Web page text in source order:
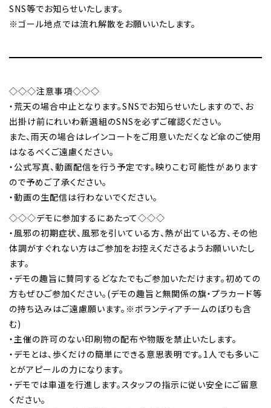
SNS等でお知らせいたします。
※ゴール地点では流れ解散をお願いいたします。
◇◇◇注意事項◇◇◇
・荒天の場合中止となります。SNSでお知らせいたしますので、お
出掛け前にれいわ新選組のSNSを必ずご確認ください。
また、雨天の場合はレインコートをご用意いただくなど傘のご使用
はなるべくご遠慮ください。
・公式写真、動画配信を行う予定です。映りこむ可能性があります
ので予めご了承ください。
・動画の生配信は行わないでください。
◇◇◇デモに参加するにあたって◇◇◇
・風邪の初期症状、風邪を引いている方、熱が出ている方、その他
体調がすぐれない方はご参加をお控えくださるようお願いいたし
ます。
・デモの趣旨に賛同するどなたでもご参加いただけます。初めての
方もぜひご参加ください。(デモの趣旨と無関係の旗・プラカード等
の持ち込みはご遠慮願います。※ボランティアチームのぼりも含
む)
・主催の許可のない印刷物の配布や物販を禁止いたします。
・デモとは、歩くだけの簡単にできる意思表明です。1人でも多いこ
とがアピールの力になります。
・デモでは車道を行進します。スタッフの指示に従い安全にご留意
ください。